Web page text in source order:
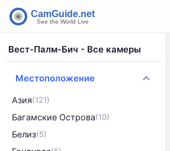
Вест-Палм-Бич - Все камеры
Местоположение
Азия(121)
Багамские Острова(10)
Белиз(5)